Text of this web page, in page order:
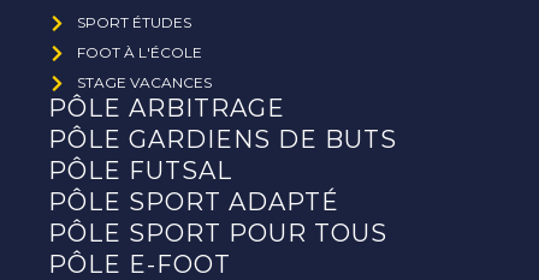
SPORT ÉTUDES
FOOT À L'ÉCOLE
STAGE VACANCES
PÔLE ARBITRAGE
PÔLE GARDIENS DE BUTS
PÔLE FUTSAL
PÔLE SPORT ADAPTÉ
PÔLE SPORT POUR TOUS
PÔLE E-FOOT